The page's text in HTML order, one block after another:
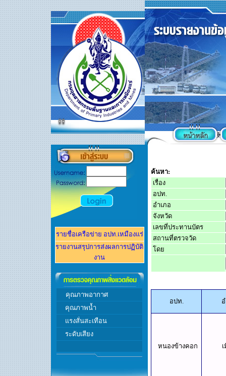
รายชื่อเครือข่าย อปท.เหมืองแร่
รายงานสรุปการส่งผลการปฏิบัติ
งาน
คุณภาพอากาศ
คุณภาพน้ำ
แรงสั่นสะเทือน
ระดับเสียง
ค้นหา:
เรื่อง
อปท.
อำเภอ
จังหวัด
เลขที่ประทานบัตร
สถานที่ตรวจวัด
โดย
อปท.
หนองข้างคอก